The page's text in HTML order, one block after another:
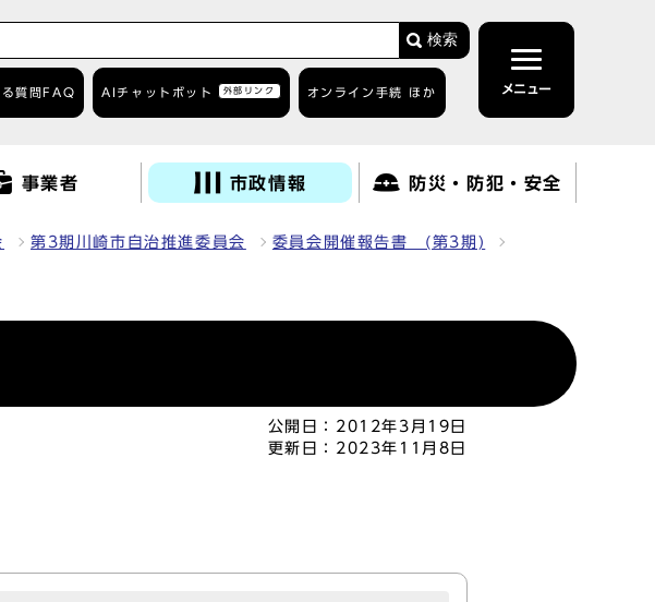
検索
質問 FAQ AIチャットボット 外部リンク オンライン手続 ほか メニュー
事業者 市政情報 防災・防犯・安全
第3期川崎市自治推進委員会 委員会開催報告書 (第3期)
公開日： 2012年3月19日
更新日： 2023年11月8日